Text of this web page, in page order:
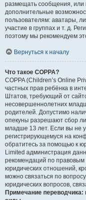
размещать сообщения, или
дополнительные
пользователям: аватары,
участие в группах и т. д.
поэтому мы рекомендуем
Вернуться к началу
Что такое COPPA?
COPPA (Children’s Online
частных прав ребёнка в
Штатов, требующий от
несовершеннолетних
родителей. Допустимо
опекуны разрешают сбор
младше 13 лет. Если вы не
регистрирующемуся на
обратитесь за помощью к
Limited администрация
рекомендаций по
юридических отношений,
можно связаться по
юридических вопросов,
Примечание